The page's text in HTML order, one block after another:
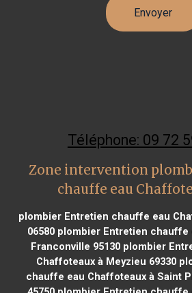
Téléphone: 09 72
Zone intervention
chauffe eau
plombier Entretien chauffe eau
06580plombier Entretien chauffe
Franconville 95130 plombier
Chaffoteaux à Meyzieu 69330
chauffe eau Chaffoteaux à Saint